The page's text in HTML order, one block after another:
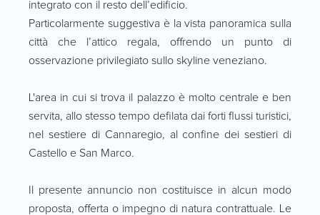
integrato con il resto dell’edificio.
Particolarmente suggestiva è la vista panoramica sulla
città che l’attico regala, offrendo un punto di
osservazione privilegiato sullo skyline veneziano.
L'area in cui si trova il palazzo è molto centrale e ben
servita, allo stesso tempo defilata dai forti flussi turistici,
nel sestiere di Cannaregio, al confine dei sestieri di
Castello e San Marco.
Il presente annuncio non costituisce in alcun modo
proposta, offerta o impegno di natura contrattuale. Le